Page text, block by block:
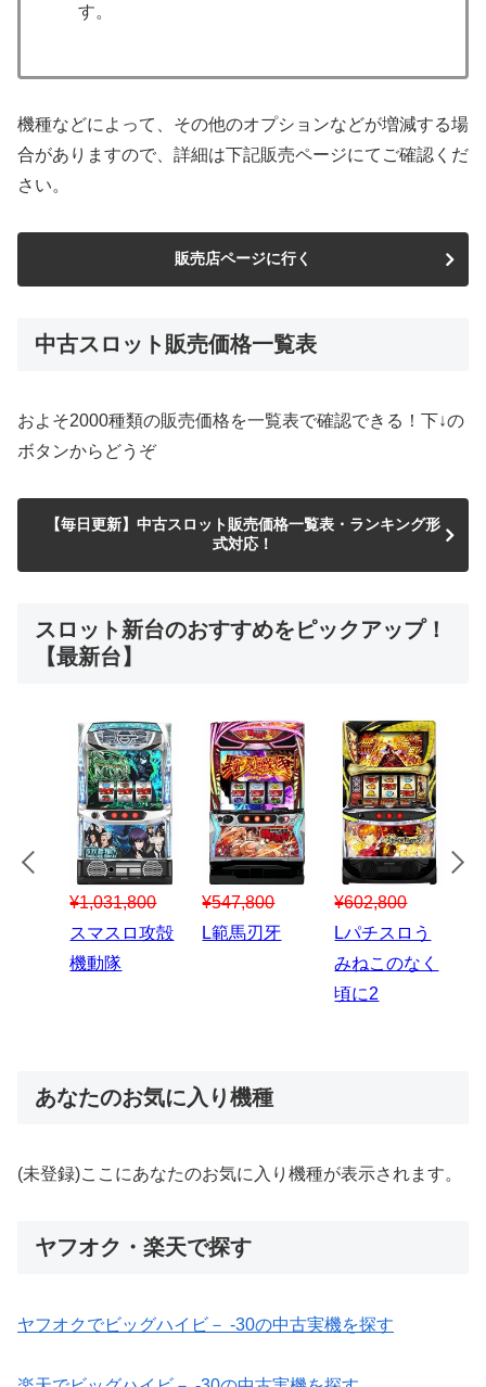
す。
機種などによって、その他のオプションなどが増減する場
合がありますので、詳細は下記販売ページにてご確認くだ
さい。
販売店ページに行く
中古スロット販売価格一覧表
およそ2000種類の販売価格を一覧表で確認できる！下↓の
ボタンからどうぞ
【毎日更新】中古スロット販売価格一覧表・ランキング形
式対応！
スロット新台のおすすめをピックアップ！
【最新台】
¥547,800
スマスロハナ
ビ
¥150,000
スマスロ秘宝
¥1,867,800
Lパチスロ 炎
炎ノ消防隊2
あなたのお気に入り機種
(未登録)ここにあなたのお気に入り機種が表示されます。
ヤフオク・楽天で探す
ヤフオクでビッグハイビ－ -30の中古実機を探す